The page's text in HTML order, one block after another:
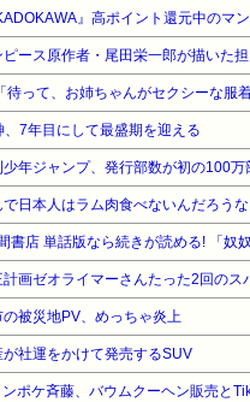
』高ポイント還元中のマ
ピース原作者・尾田栄一郎が描いた
待って、お姉ちゃんがセクシーな服
、7年目にして最盛期を迎える
少年ジャンプ、発行部数が初の100
で日本人はラム肉食べないんだろうな
書店 単話版なら続きが読める! 「奴
計画ゼオライマーさんたった2回の
の被災地PV、めっちゃ炎上
が社運をかけて発売するSUV
ンポケ斉藤、バウムクーヘン販売と